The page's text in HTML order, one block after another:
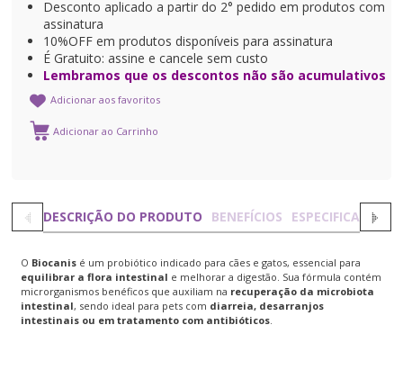
Desconto aplicado a partir do 2° pedido em produtos com
assinatura
10%OFF em produtos disponíveis para assinatura
É Gratuito: assine e cancele sem custo
Lembramos que os descontos não são acumulativos
Adicionar aos favoritos
DESCRIÇÃO DO PRODUTO BENEFÍCIOS ESPECIFICAÇÕES
O Biocanis é um probiótico indicado para cães e gatos, essencial para
equilibrar a flora intestinal e melhorar a digestão. Sua fórmula contém
microrganismos benéficos que auxiliam na recuperação da microbiota
intestinal, sendo ideal para pets com diarreia, desarranjos
intestinais ou em tratamento com antibióticos.